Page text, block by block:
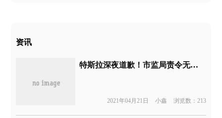
资讯
特斯拉深夜道歉！市监局责令无条件提供行车数据
2021年04月21日 小鑫 浏览数：213